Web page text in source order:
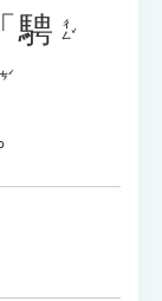
騁 ㄔㄥˇ
ㄘˊ